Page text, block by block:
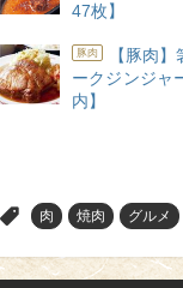
47枚】
豚肉
【豚肉
ークジンジャ
内】
肉 焼肉 グルメ